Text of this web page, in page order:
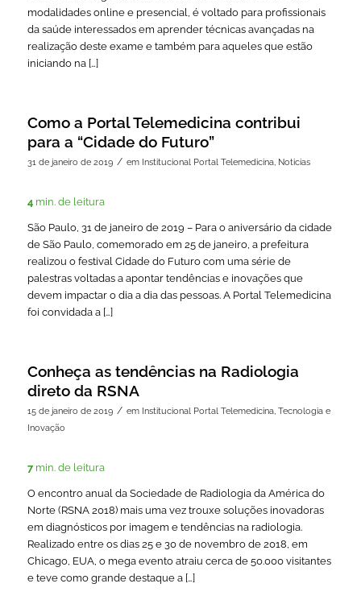
modalidades online e presencial, é voltado para profissionais
da saúde interessados em aprender técnicas avançadas na
realização deste exame e também para aqueles que estão
iniciando na […]
Como a Portal Telemedicina contribui
para a “Cidade do Futuro”
31 de janeiro de 2019 / em Institucional Portal Telemedicina, Noticias
4 min. de leitura
São Paulo, 31 de janeiro de 2019 – Para o aniversário da cidade
de São Paulo, comemorado em 25 de janeiro, a prefeitura
realizou o festival Cidade do Futuro com uma série de
palestras voltadas a apontar tendências e inovações que
devem impactar o dia a dia das pessoas. A Portal Telemedicina
foi convidada a […]
Conheça as tendências na Radiologia
direto da RSNA
15 de janeiro de 2019 / em Institucional Portal Telemedicina, Tecnologia e
Inovação
7 min. de leitura
O encontro anual da Sociedade de Radiologia da América do
Norte (RSNA 2018) mais uma vez trouxe soluções inovadoras
em diagnósticos por imagem e tendências na radiologia.
Realizado entre os dias 25 e 30 de novembro de 2018, em
Chicago, EUA, o mega evento atraiu cerca de 50.000 visitantes
e teve como grande destaque a […]